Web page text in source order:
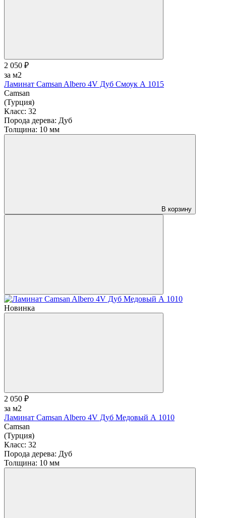
2 050 ₽
за м2
Ламинат Camsan Albero 4V Дуб Смоук А 1015
Camsan
(Турция)
Класс: 32
Порода дерева: Дуб
Толщина: 10 мм
В корзину
Новинка
2 050 ₽
за м2
Ламинат Camsan Albero 4V Дуб Медовый А 1010
Camsan
(Турция)
Класс: 32
Порода дерева: Дуб
Толщина: 10 мм